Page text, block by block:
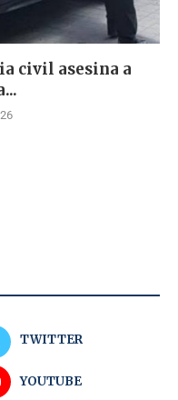
civil asesina a
TWITTER
YOUTUBE